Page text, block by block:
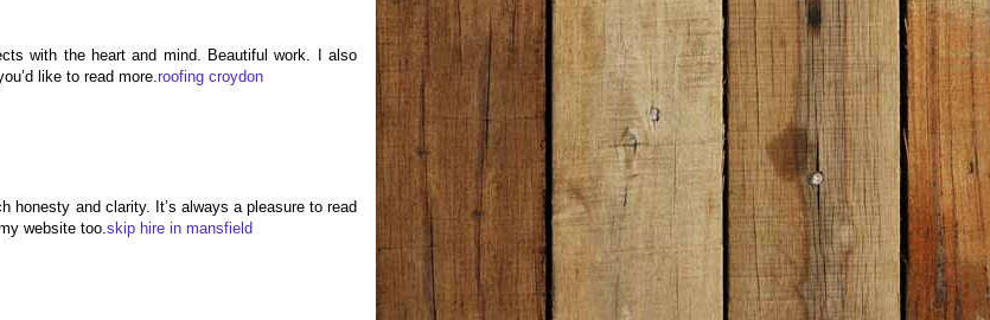
with the heart and mind. Beautiful work. I also
like to read more.roofing croydon
honesty and clarity. It’s always a pleasure to read
website too.skip hire in mansfield